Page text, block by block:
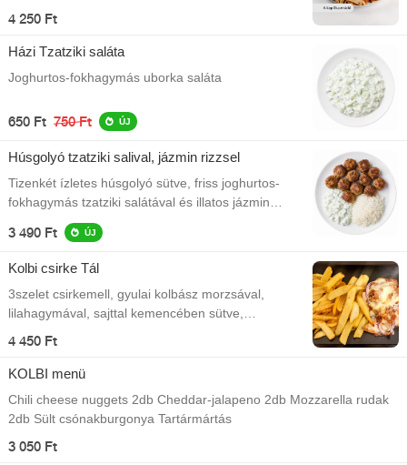
lilahagyma, joghurtos öntet, pita
4 250 Ft
Házi Tzatziki saláta
Joghurtos-fokhagymás uborka saláta
650 Ft 750 Ft ÚJ
Húsgolyó tzatziki salival, jázmin rizzsel
Tizenkét ízletes húsgolyó sütve, friss joghurtos-
fokhagymás tzatziki salátával és illatos jázmin
rizzsel tálalva.
3 490 Ft ÚJ
Kolbi csirke Tál
3szelet csirkemell, gyulai kolbász morzsával,
lilahagymával, sajttal kemencében sütve,
csónakburgonyával A Kolbistro kínálatából!
4 450 Ft
KOLBI menü
Chili cheese nuggets 2db Cheddar-jalapeno 2db Mozzarella rudak
2db Sült csónakburgonya Tartármártás
3 050 Ft